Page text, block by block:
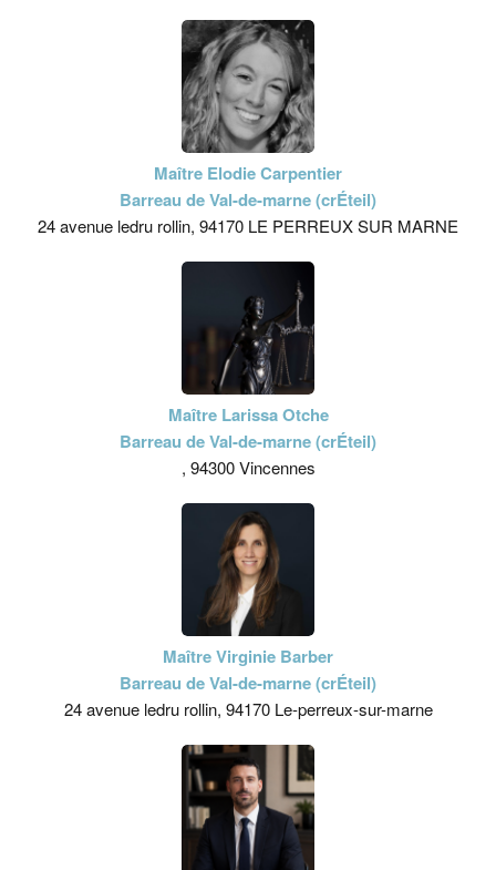
Maître Elodie Carpentier
Barreau de Val-de-marne (crÉteil)
24 avenue ledru rollin, 94170 LE PERREUX SUR MARNE
Maître Larissa Otche
Barreau de Val-de-marne (crÉteil)
, 94300 Vincennes
Maître Virginie Barber
Barreau de Val-de-marne (crÉteil)
24 avenue ledru rollin, 94170 Le-perreux-sur-marne